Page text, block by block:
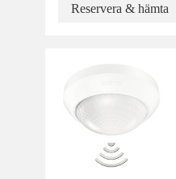
Reservera & hämta